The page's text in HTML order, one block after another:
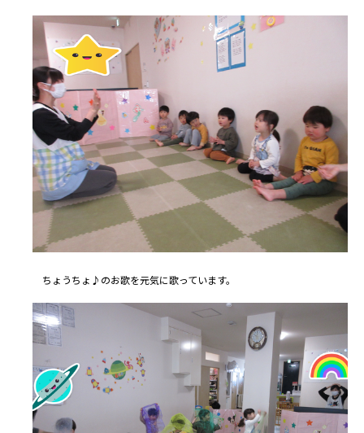
ちょうちょ♪のお歌を元気に歌っています。